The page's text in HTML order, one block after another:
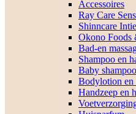
Accessoires
Ray Care
Shinncare
Okono Foods
Bad-en
Shampoo en
Baby
Bodylotion en
Handzeep en